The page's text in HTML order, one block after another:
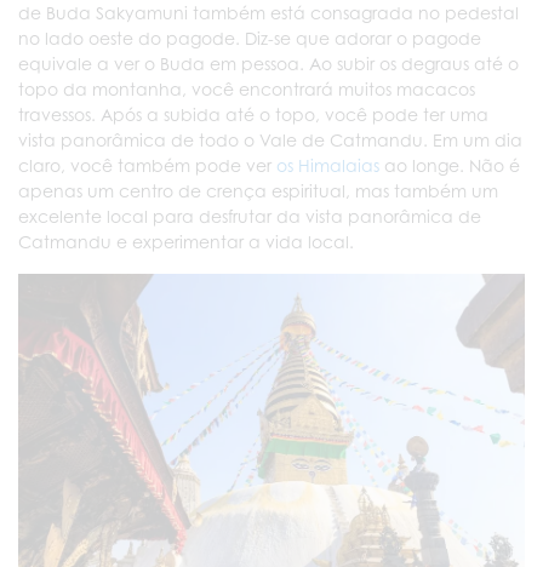
de Buda Sakyamuni também está consagrada no pedestal
no lado oeste do pagode. Diz-se que adorar o pagode
equivale a ver o Buda em pessoa. Ao subir os degraus até o
topo da montanha, você encontrará muitos macacos
travessos. Após a subida até o topo, você pode ter uma
vista panorâmica de todo o Vale de Catmandu. Em um dia
claro, você também pode ver os Himalaias ao longe. Não é
apenas um centro de crença espiritual, mas também um
excelente local para desfrutar da vista panorâmica de
Catmandu e experimentar a vida local.